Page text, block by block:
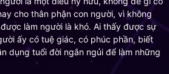
cho thân phận con người, vì không
làm người là khó. Ai thấy được sự
ấy có tuệ giác, có phúc phần, biết
dụng tuổi đời ngắn ngủi để làm những